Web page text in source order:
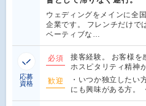
ウェディングをメインに全
企業です。 フレンチだけで
ベーティブな…
応募
資格
必須
接客経験。 お客様を
ホスピタリティ精神
歓迎
・いつか独立したい
にも興味がある方。